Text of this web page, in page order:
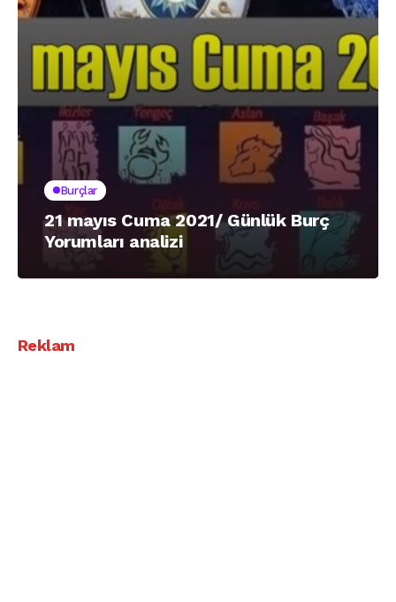
Burçlar
21 mayıs Cuma 2021/ Günlük Burç
Yorumları analizi
Reklam